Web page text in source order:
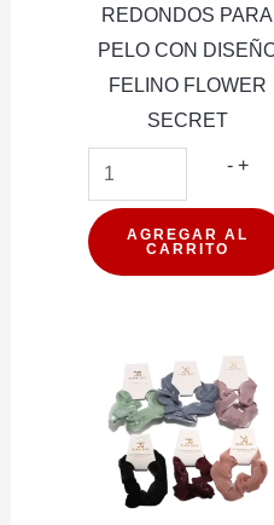
REDONDOS PARA
PELO CON
FELINO FLOWER
SECRET
- +
AGREGAR AL
CARRITO